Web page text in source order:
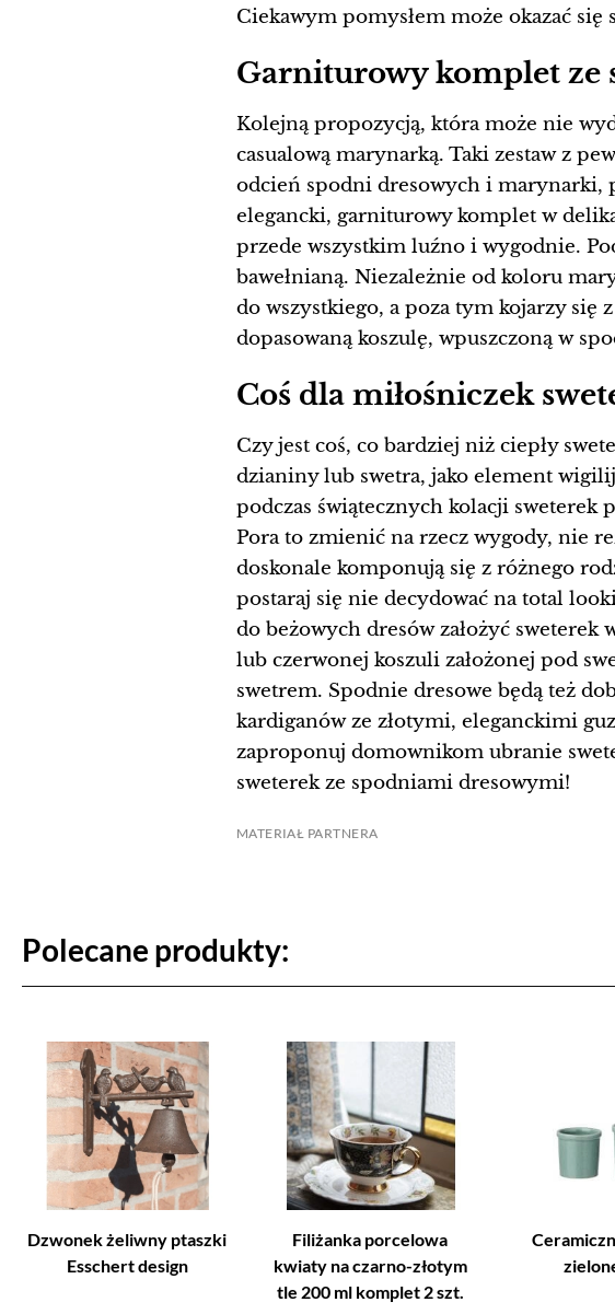
Ciekawym pomysłem może okazać
Garniturowy komplet ze
Kolejną propozycją, która może nie
casualową marynarką. Taki zestaw z
odcień spodni dresowych i marynarki,
elegancki, garniturowy komplet w
przede wszystkim luźno i wygodnie.
bawełnianą. Niezależnie od koloru
do wszystkiego, a poza tym kojarzy się
dopasowaną koszulę, wpuszczoną w
Coś dla miłośniczek
Czy jest coś, co bardziej niż ciepły
dzianiny lub swetra, jako element
podczas świątecznych kolacji sweterek
Pora to zmienić na rzecz wygody, nie
doskonale komponują się z różnego
postaraj się nie decydować na total
do beżowych dresów założyć
lub czerwonej koszuli założonej pod
swetrem. Spodnie dresowe będą też
kardiganów ze złotymi, eleganckimi
zaproponuj domownikom ubranie
sweterek ze spodniami dresowymi!
MATERIAŁ PARTNERA
Polecane produkty:
Dzwonek żeliwny ptaszki
Esschert design
Filiżanka porcelowa
kwiaty na czarno-złotym
tle 200 ml komplet 2 szt.